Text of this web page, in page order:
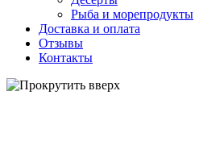
Рыба и морепродукты
Доставка и оплата
Отзывы
Контакты